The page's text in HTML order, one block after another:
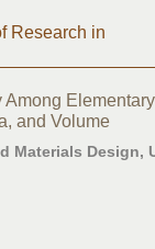
Research in
and Volume
Materials Design,